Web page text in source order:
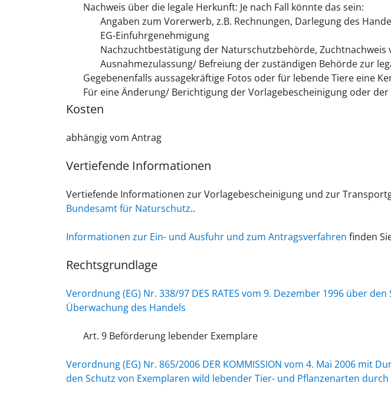
Nachweis über die legale Herkunft: Je nach Fall könnte das sein:
Angaben zum Vorerwerb, z.B. Rechnungen, Darlegung des
EG-Einfuhrgenehmigung
Nachzuchtbestätigung der Naturschutzbehörde,
Ausnahmezulassung/ Befreiung der zuständigen Behörde zur
Gegebenenfalls aussagekräftige Fotos oder für lebende Tiere eine
Für eine Änderung/ Berichtigung der Vorlagebescheinigung oder
Kosten
abhängig vom Antrag
Vertiefende Informationen
Vertiefende Informationen zur Vorlagebescheinigung und zur
Bundesamt für Naturschutz..
Informationen zur Ein- und Ausfuhr und zum Antragsverfahren finden
Rechtsgrundlage
Verordnung (EG) Nr. 338/97 DES RATES vom 9. Dezember 1996 über
Überwachung des Handels
Art. 9 Beförderung lebender Exemplare
Verordnung (EG) Nr. 865/2006 DER KOMMISSION vom 4. Mai 2006 mit
den Schutz von Exemplaren wild lebender Tier- und Pflanzenarten